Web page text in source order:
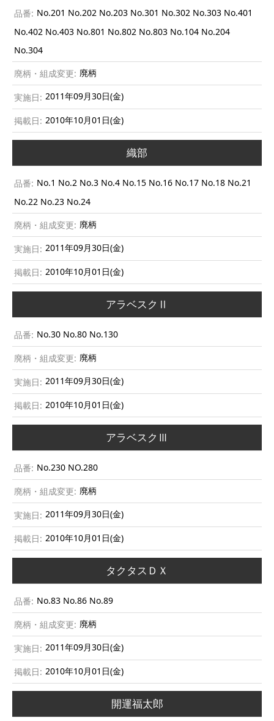
No.201 No.202 No.203 No.301 No.302 No.303 No.401
No.402 No.403 No.801 No.802 No.803 No.104 No.204
No.304
廃柄
2011年09月30日(金)
2010年10月01日(金)
織部
No.1 No.2 No.3 No.4 No.15 No.16 No.17 No.18 No.21
No.22 No.23 No.24
廃柄
2011年09月30日(金)
2010年10月01日(金)
アラベスクⅡ
No.30 No.80 No.130
廃柄
2011年09月30日(金)
2010年10月01日(金)
アラベスクⅢ
No.230 NO.280
廃柄
2011年09月30日(金)
2010年10月01日(金)
タクタスＤＸ
No.83 No.86 No.89
廃柄
2011年09月30日(金)
2010年10月01日(金)
開運福太郎